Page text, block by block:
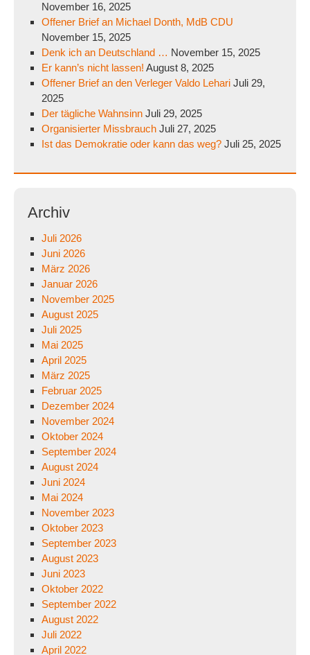
November 16, 2025
Offener Brief an Michael Donth, MdB CDU
November 15, 2025
Denk ich an Deutschland … November 15, 2025
Er kann’s nicht lassen! August 8, 2025
Offener Brief an den Verleger Valdo Lehari Juli 29,
2025
Der tägliche Wahnsinn Juli 29, 2025
Organisierter Missbrauch Juli 27, 2025
Ist das Demokratie oder kann das weg? Juli 25, 2025
Archiv
Juli 2026
Juni 2026
März 2026
Januar 2026
November 2025
August 2025
Juli 2025
Mai 2025
April 2025
März 2025
Februar 2025
Dezember 2024
November 2024
Oktober 2024
September 2024
August 2024
Juni 2024
Mai 2024
November 2023
Oktober 2023
September 2023
August 2023
Juni 2023
Oktober 2022
September 2022
August 2022
Juli 2022
April 2022